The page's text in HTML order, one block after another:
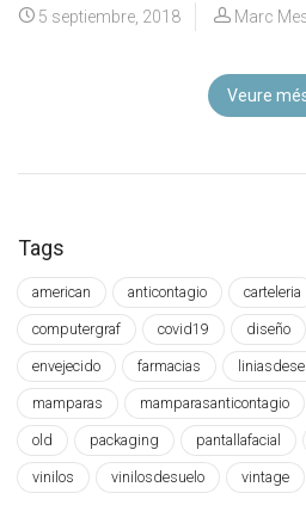
5 septiembre, 2018 Marc
Veure
Tags
american anticontagio carteleria
computergraf covid19 diseño
envejecido farmacias
mamparas mamparasanticontagio
old packaging pantallafacial
vinilos vinilosdesuelo vintage